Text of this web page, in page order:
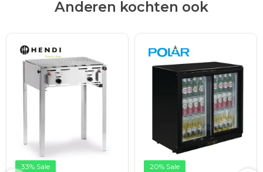
Anderen kochten ook
33% Sale 20% Sale